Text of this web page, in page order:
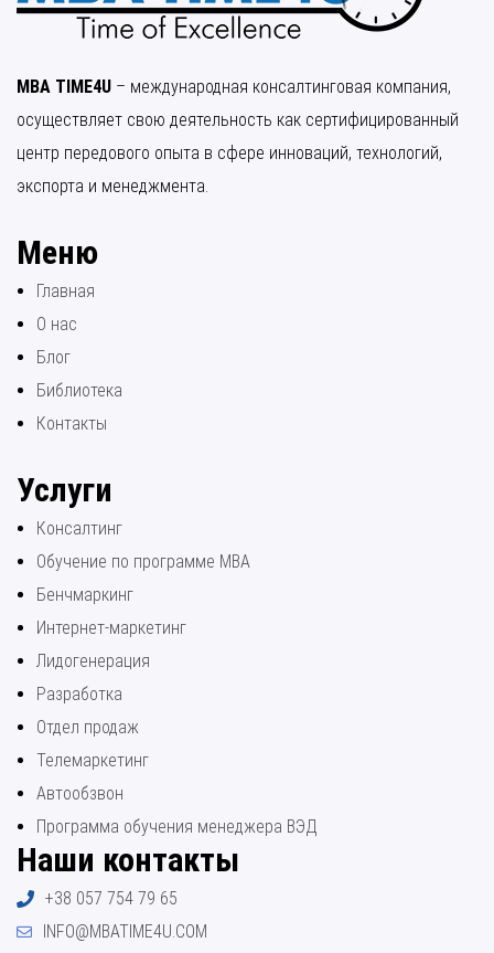
MBA TIME4U – международная консалтинговая компания,
осуществляет свою деятельность как сертифицированный
центр передового опыта в сфере инноваций, технологий,
экспорта и менеджмента.
Меню
Главная
О нас
Блог
Библиотека
Контакты
Услуги
Консалтинг
Обучение по программе МВА
Бенчмаркинг
Интернет-маркетинг
Лидогенерация
Разработка
Отдел продаж
Телемаркетинг
Автообзвон
Программа обучения менеджера ВЭД
Наши контакты
+38 057 754 79 65
INFO@MBATIME4U.COM